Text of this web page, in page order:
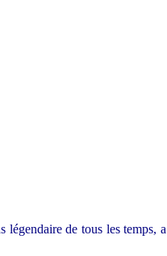
légendaire de tous les temps,